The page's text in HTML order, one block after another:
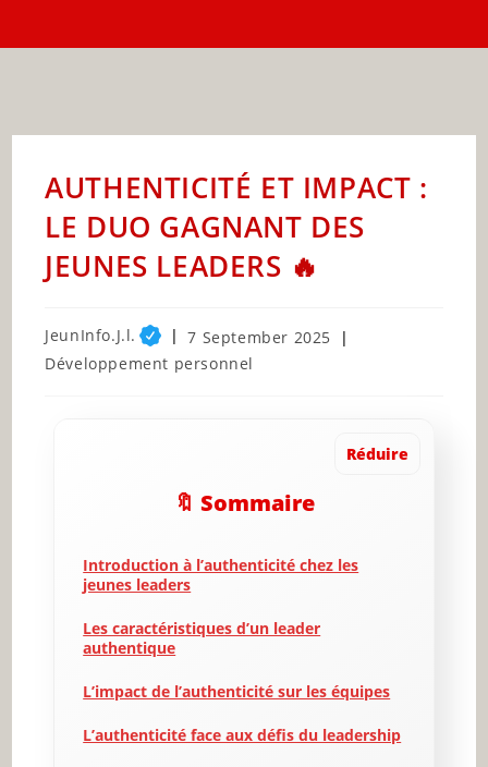
AUTHENTICITÉ ET IMPACT :
LE DUO GAGNANT DES
JEUNES LEADERS 🔥
Post
author:
JeunInfo.J.l.
Post
published:
7 September 2025
Post
Développement personnel
Réduire
🔖 Sommaire
Introduction à l’authenticité chez les
jeunes leaders
Les caractéristiques d’un leader
authentique
L’impact de l’authenticité sur les équipes
L’authenticité face aux défis du leadership